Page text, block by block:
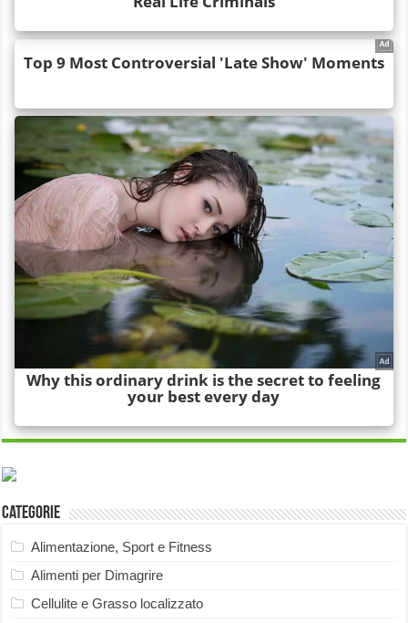
Categorie
Alimentazione, Sport e Fitness
Alimenti per Dimagrire
Cellulite e Grasso localizzato